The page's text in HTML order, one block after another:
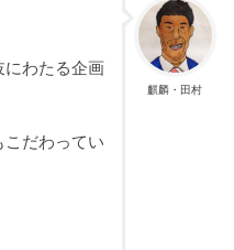
麒麟・田村
にわたる企画
こだわってい